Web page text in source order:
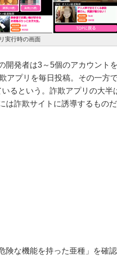
実行時の画面
発者は3～5個のアカウント
アプリを毎日投稿。その一方
るという。詐欺アプリの大半
詐欺サイトに誘導するものだ
な機能を持った亜種」を確認